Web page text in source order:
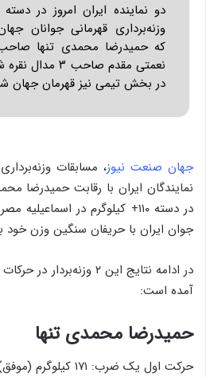
وزنه‌برداری قهرمانی جوانان
نعمتی مقدم صاحب
در بخش تیمی نیز قهرمان جهان
جهان صنعت نیوز، مسابقات
نمایندگان ایران با رقابت حمیدرضا
جوان ایران با حریفان سنگین وزن خود
در ادامه نتایج این ۲
آمده است:
حمیدرضا محمدی تنها
حرکت اول یک ضرب: ۱۷۱ کیلوگرم (موفق)